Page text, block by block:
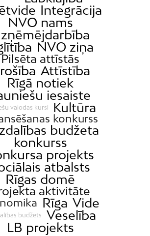
Integrācija
NVO nams
NVO ziņa
Pilsēta attīstās
Attīstība
Rīgā notiek
iesaiste
valodas kursi Kultūra
konkurss
budžeta
konkurss
projekts
atbalsts
Rīgas domē
aktivitāte
Rīga Vide
budžets
Veselība
LB projekts